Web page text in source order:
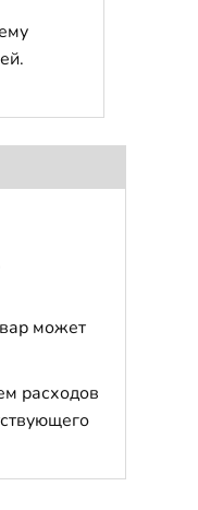
может
расходов